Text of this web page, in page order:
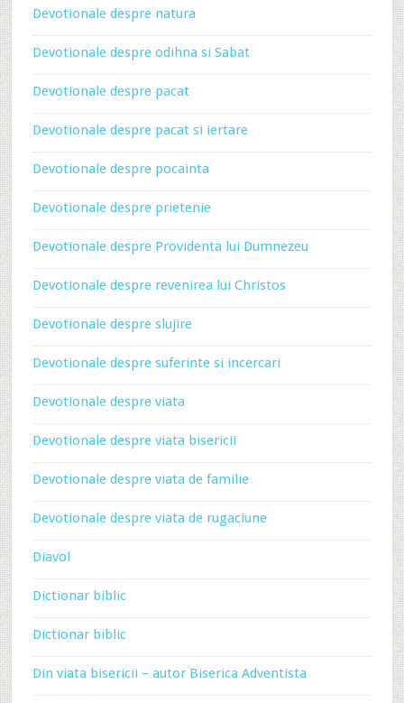
Devotionale despre natura
Devotionale despre odihna si Sabat
Devotionale despre pacat
Devotionale despre pacat si iertare
Devotionale despre pocainta
Devotionale despre prietenie
Devotionale despre Providenta lui Dumnezeu
Devotionale despre revenirea lui Christos
Devotionale despre slujire
Devotionale despre suferinte si incercari
Devotionale despre viata
Devotionale despre viata bisericii
Devotionale despre viata de familie
Devotionale despre viata de rugaciune
Diavol
Dictionar biblic
Dictionar biblic
Din viata bisericii – autor Biserica Adventista